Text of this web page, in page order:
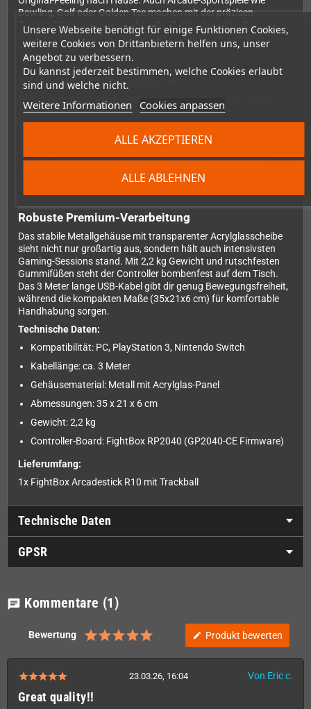
Unsere Webseite benötigt für einige Funktionen Cookies,
weitere Cookies von Drittanbietern helfen uns, unser
Angebot zu verbessern.
Du kannst jederzeit bestimmen, welche Cookies erlaubt
sind und welche nicht.
Weitere Informationen Cookies anpassen
ALLE ABLEHNEN
ALLE AKZEPTIEREN
Bowling, Golf oder Golden Tee machen mit der präzisen
Trackball-Steuerung erst richtig Spaß. Bitte beachte: Der
Trackball ist nur mit PC kompatibel (sowie PS3 mit RetroArch).
Vielseitige Button-Konfiguration
Neben dem klassischen 8-Button-Layout für Fighting Games
bietet der R10 zusätzliche seitliche Buttons, die sich perfekt für
Pinball-Spiele oder andere Spezialkonfigurationen eignen.
Dedizierte Münzeinwurf- und Start-Tasten komplettieren das
basiert auf dem modernen Raspberry Pico mit GP2040-CE
Firmware und garantiert verzögerungsfreie Eingaben.
Robuste Premium-Verarbeitung
Das stabile Metallgehäuse mit transparenter Acrylglasscheibe
sieht nicht nur großartig aus, sondern hält auch intensivsten
Gaming-Sessions stand. Mit 2,2 kg Gewicht und rutschfesten
Gummifüßen steht der Controller bombenfest auf dem Tisch.
Das 3 Meter lange USB-Kabel gibt dir genug Bewegungsfreiheit,
während die kompakten Maße (35x21x6 cm) für komfortable
Handhabung sorgen.
Technische Daten:
Kompatibilität: PC, PlayStation 3, Nintendo Switch
Kabellänge: ca. 3 Meter
Gehäusematerial: Metall mit Acrylglas-Panel
Abmessungen: 35 x 21 x 6 cm
Gewicht: 2,2 kg
Controller-Board: FightBox RP2040 (GP2040-CE Firmware)
Lieferumfang:
1x FightBox Arcadestick R10 mit Trackball
Technische Daten
GPSR
chat Kommentare (1)
Bewertung edit Produkt bewerten
23.03.26, 16:04 Von Eric c.
Great quality!!